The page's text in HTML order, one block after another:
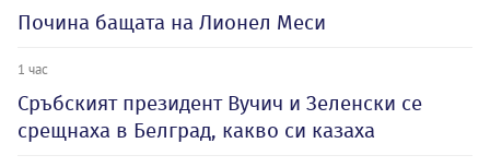
Почина бащата на Лионел Меси
1 час
Сръбският президент Вучич и Зеленски се
срещнаха в Белград, какво си казаха